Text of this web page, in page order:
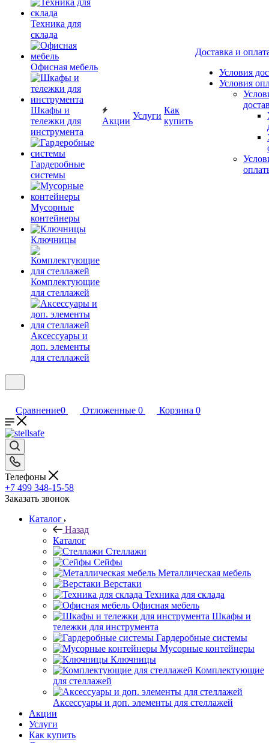
Техника для
склада
Офисная мебель
Шкафы и
тележки для
инструмента
Гардеробные
системы
Мусорные
контейнеры
Ключницы
Комплектующие
для стеллажей
Аксессуары и
доп. элементы
для стеллажей
Акции
Услуги
Как
купить
Доставка и
Условия
Условия
Сравнение0 Отложенные 0 Корзина 0
Телефоны
+7 499 348-15-58
Заказать звонок
Каталог
Назад
Каталог
Стеллажи
Сейфы
Металлическая мебель
Верстаки
Техника для склада
Офисная мебель
Шкафы и
тележки для инструмента
Гардеробные системы
Мусорные контейнеры
Ключницы
Комплектующие
для стеллажей
Аксессуары и доп. элементы для стеллажей
Акции
Услуги
Как купить